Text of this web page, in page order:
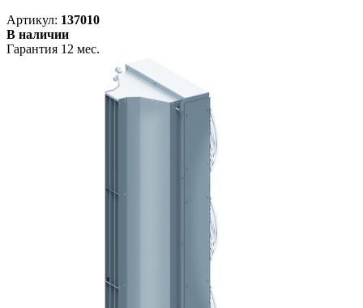
Артикул: 137010
В наличии
Гарантия 12 мес.